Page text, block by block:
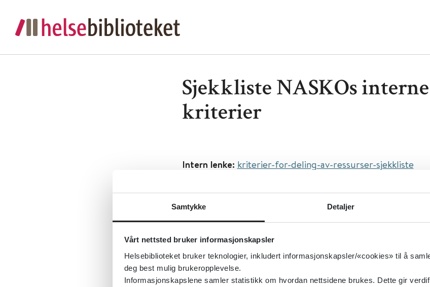
Samtykke Detaljer
Vårt nettsted bruker informasjonskapsler
Helsebiblioteket bruker teknologier, inkludert informasjonskapsler/«cookies» til å
deg best mulig brukeropplevelse.
Informasjonskapslene samler statistikk om hvordan nettsidene brukes. Dette gir
Sjekkliste NASKOs interne
kriterier
Intern lenke: kriterier-for-deling-av-ressurser-sjekkliste
skolehelsetjenesten (NASKO) - FHI
Språk: